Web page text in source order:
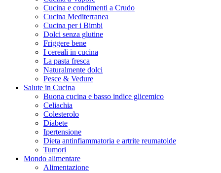
Cucina e condimenti a Crudo
Cucina Mediterranea
Cucina per i Bimbi
Dolci senza glutine
Friggere bene
I cereali in cucina
La pasta fresca
Naturalmente dolci
Pesce & Vedure
Salute in Cucina
Buona cucina e basso indice glicemico
Celiachia
Colesterolo
Diabete
Ipertensione
Dieta antinfiammatoria e artrite reumatoide
Tumori
Mondo alimentare
Alimentazione